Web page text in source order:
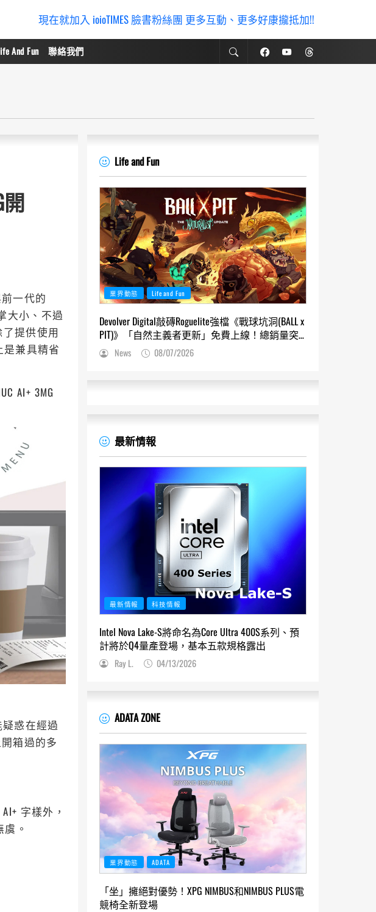
現在就加入 ioioTIMES 臉書粉絲團 更多互動、更多好康攏抵加!!
And Fun 聯絡我們
開
一代的
大小、不過
提供使用
兼具精省
AI+ 3MG
惑在經過
箱過的多
字樣外，
。
Life and Fun
業界動態 Life and Fun
Devolver Digital敲磚Roguelite強檔《戰球坑洞(BALL x
PIT)》「自然主義者更新」免費上線！總銷量突
破200萬份，遊戲史低66折熱銷中
News 08/07/2026
最新情報
最新情報 科技情報
Intel Nova Lake-S將命名為Core Ultra 400S系列、預
計將於Q4量產登場，基本五款規格露出
Ray L. 04/13/2026
ADATA ZONE
業界動態 ADATA
「坐」擁絕對優勢！XPG NIMBUS和NIMBUS PLUS電
競椅全新登場